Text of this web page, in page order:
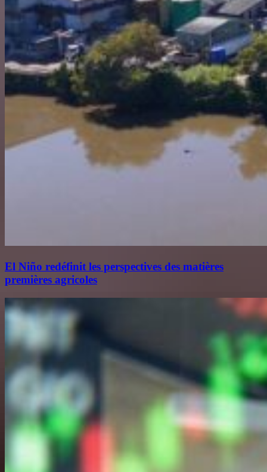
El Niño redéfinit les perspectives des matières
premières agricoles